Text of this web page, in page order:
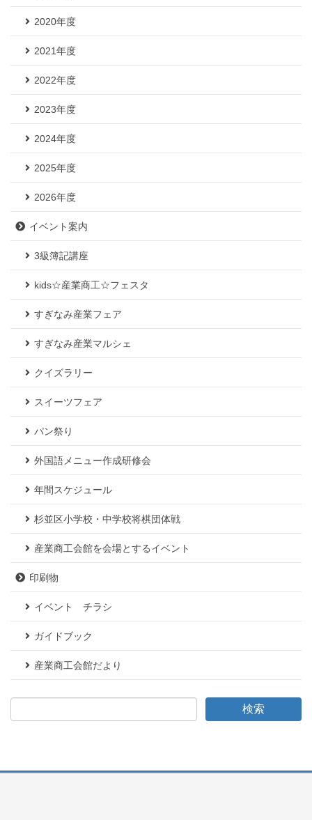
2020年度
2021年度
2022年度
2023年度
2024年度
2025年度
2026年度
イベント案内
3級簿記講座
kids☆産業商工☆フェスタ
すぎなみ産業フェア
すぎなみ産業マルシェ
クイズラリー
スイーツフェア
パン祭り
外国語メニュー作成研修会
年間スケジュール
杉並区小学校・中学校将棋団体戦
産業商工会館を会場とするイベント
印刷物
イベント チラシ
ガイドブック
産業商工会館だより